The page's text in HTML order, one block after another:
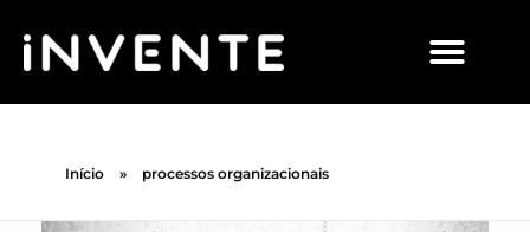
Início » processos organizacionais